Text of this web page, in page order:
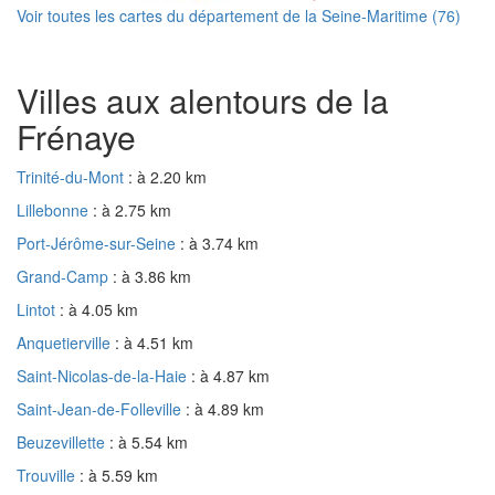
Voir toutes les cartes du département de la Seine-Maritime (76)
Villes aux alentours de la
Frénaye
Trinité-du-Mont : à 2.20 km
Lillebonne : à 2.75 km
Port-Jérôme-sur-Seine : à 3.74 km
Grand-Camp : à 3.86 km
Lintot : à 4.05 km
Anquetierville : à 4.51 km
Saint-Nicolas-de-la-Haie : à 4.87 km
Saint-Jean-de-Folleville : à 4.89 km
Beuzevillette : à 5.54 km
Trouville : à 5.59 km